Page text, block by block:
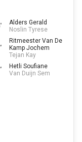
Alders Gerald
Noslin Tyrese
Ritmeester Van De
Kamp Jochem
Tejan Kay
Hetli Soufiane
Van Duijn Sem